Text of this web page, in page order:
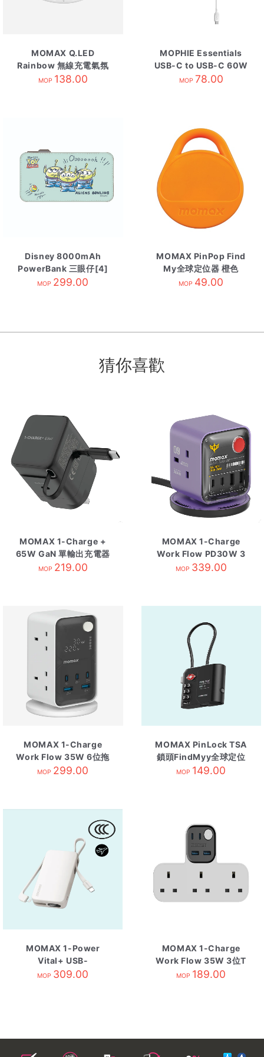
MOMAX Q.LED
Rainbow 無線充電氣氛
燈
MOP 138.00
MOPHIE Essentials
USB-C to USB-C 60W
數據線 2米 白色
MOP 78.00
Disney 8000mAh
PowerBank 三眼仔[4]
MOP 299.00
MOMAX PinPop Find
My全球定位器 橙色
MOP 49.00
猜你喜歡
MOMAX 1-Charge +
65W GaN 單輸出充電器
USB-C伸縮充電線 黑色
MOP 219.00
MOMAX 1-Charge
Work Flow PD30W 3
位拖板2A2C 高達系列-
MOP 339.00
MOMAX 1-Charge
Work Flow 35W 6位拖
板 2*USB + 2*Type-C
MOP 299.00
MOMAX PinLock TSA
鎖頭FindMyy全球定位
器 黑色
MOP 149.00
MOMAX 1-Power
Vital+ USB-
C,Lightning線流動電源
MOP 309.00
MOMAX 1-Charge
Work Flow 35W 3位T
型插座 2*USB +
MOP 189.00